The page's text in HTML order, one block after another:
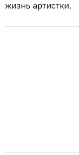
жизнь артистки.